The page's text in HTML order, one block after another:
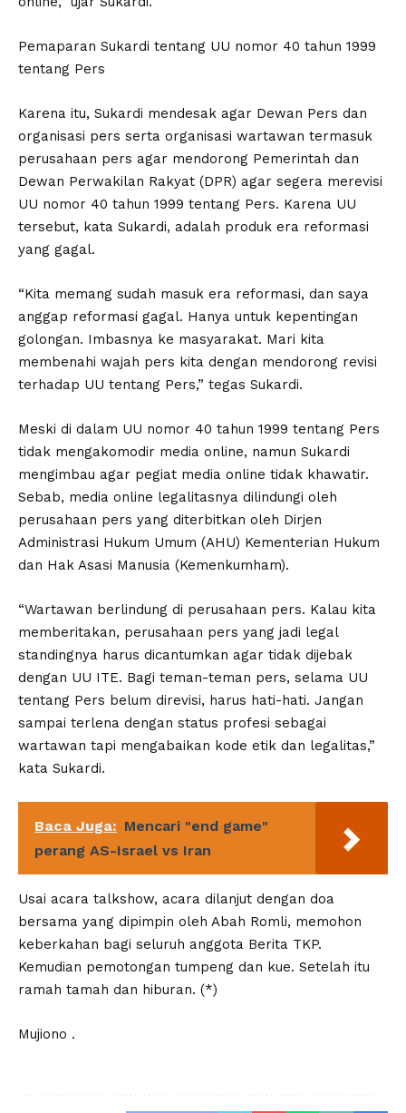
Pemaparan Sukardi tentang UU nomor 40 tahun 1999
tentang Pers
Karena itu, Sukardi mendesak agar Dewan Pers dan
organisasi pers serta organisasi wartawan termasuk
perusahaan pers agar mendorong Pemerintah dan
Dewan Perwakilan Rakyat (DPR) agar segera merevisi
UU nomor 40 tahun 1999 tentang Pers. Karena UU
tersebut, kata Sukardi, adalah produk era reformasi
yang gagal.
“Kita memang sudah masuk era reformasi, dan saya
anggap reformasi gagal. Hanya untuk kepentingan
golongan. Imbasnya ke masyarakat. Mari kita
membenahi wajah pers kita dengan mendorong revisi
terhadap UU tentang Pers,” tegas Sukardi.
Meski di dalam UU nomor 40 tahun 1999 tentang Pers
tidak mengakomodir media online, namun Sukardi
mengimbau agar pegiat media online tidak khawatir.
Sebab, media online legalitasnya dilindungi oleh
perusahaan pers yang diterbitkan oleh Dirjen
Administrasi Hukum Umum (AHU) Kementerian Hukum
dan Hak Asasi Manusia (Kemenkumham).
“Wartawan berlindung di perusahaan pers. Kalau kita
memberitakan, perusahaan pers yang jadi legal
standingnya harus dicantumkan agar tidak dijebak
dengan UU ITE. Bagi teman-teman pers, selama UU
tentang Pers belum direvisi, harus hati-hati. Jangan
sampai terlena dengan status profesi sebagai
wartawan tapi mengabaikan kode etik dan legalitas,”
kata Sukardi.
Baca Juga: Mencari "end game"
perang AS-Israel vs Iran
Usai acara talkshow, acara dilanjut dengan doa
bersama yang dipimpin oleh Abah Romli, memohon
keberkahan bagi seluruh anggota Berita TKP.
Kemudian pemotongan tumpeng dan kue. Setelah itu
ramah tamah dan hiburan. (*)
Mujiono .